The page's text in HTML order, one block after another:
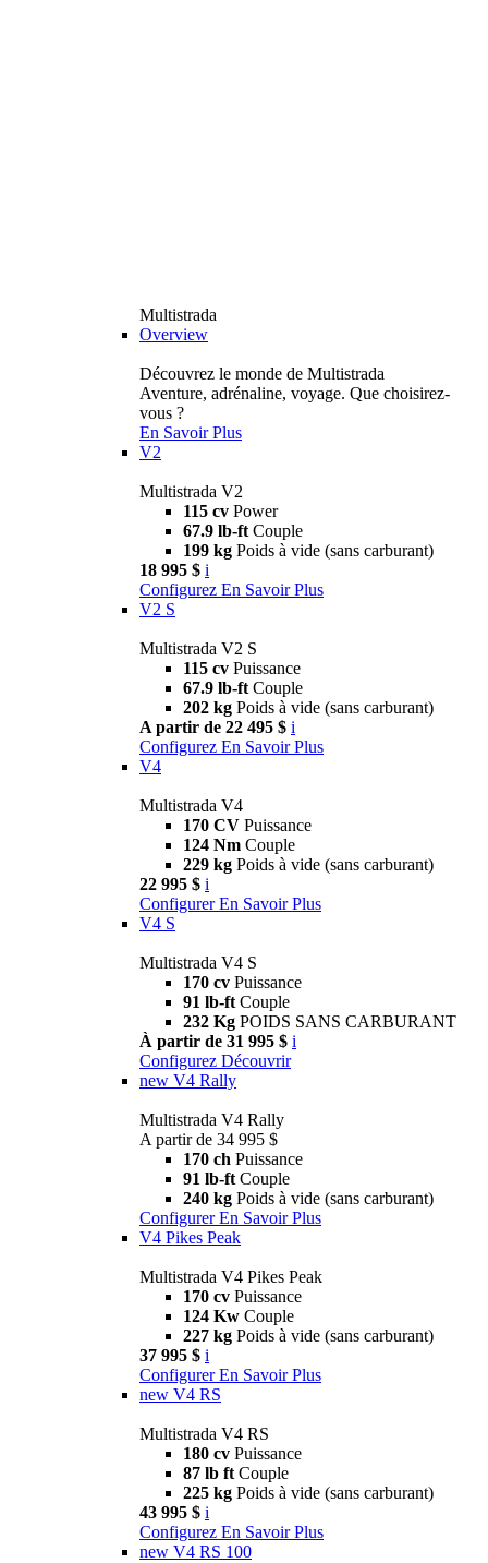
Multistrada
Overview
Découvrez le monde de Multistrada
Aventure, adrénaline, voyage. Que choisirez-
vous ?
En Savoir Plus
V2
Multistrada V2
115 cv Power
67.9 lb-ft Couple
199 kg Poids à vide (sans carburant)
18 995 $ i
Configurez En Savoir Plus
V2 S
Multistrada V2 S
115 cv Puissance
67.9 lb-ft Couple
202 kg Poids à vide (sans carburant)
A partir de 22 495 $ i
Configurez En Savoir Plus
V4
Multistrada V4
170 CV Puissance
124 Nm Couple
229 kg Poids à vide (sans carburant)
22 995 $ i
Configurer En Savoir Plus
V4 S
Multistrada V4 S
170 cv Puissance
91 lb-ft Couple
232 Kg POIDS SANS CARBURANT
À partir de 31 995 $ i
Configurez Découvrir
new V4 Rally
Multistrada V4 Rally
A partir de 34 995 $
170 ch Puissance
91 lb-ft Couple
240 kg Poids à vide (sans carburant)
Configurer En Savoir Plus
V4 Pikes Peak
Multistrada V4 Pikes Peak
170 cv Puissance
124 Kw Couple
227 kg Poids à vide (sans carburant)
37 995 $ i
Configurer En Savoir Plus
new V4 RS
Multistrada V4 RS
180 cv Puissance
87 lb ft Couple
225 kg Poids à vide (sans carburant)
43 995 $ i
Configurez En Savoir Plus
new V4 RS 100